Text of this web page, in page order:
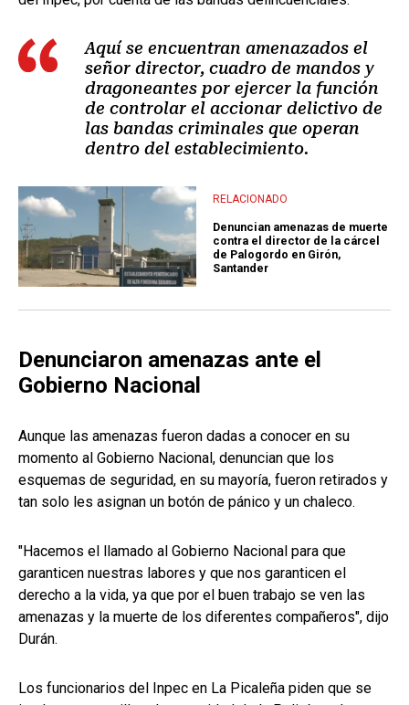
Aquí se encuentran amenazados el
señor director, cuadro de mandos y
dragoneantes por ejercer la función
de controlar el accionar delictivo de
las bandas criminales que operan
dentro del establecimiento.
RELACIONADO
Denuncian amenazas de muerte
contra el director de la cárcel
de Palogordo en Girón,
Santander
Denunciaron amenazas ante el
Gobierno Nacional
Aunque las amenazas fueron dadas a conocer en su
momento al Gobierno Nacional, denuncian que los
esquemas de seguridad, en su mayoría, fueron retirados y
tan solo les asignan un botón de pánico y un chaleco.
"Hacemos el llamado al Gobierno Nacional para que
garanticen nuestras labores y que nos garanticen el
derecho a la vida, ya que por el buen trabajo se ven las
amenazas y la muerte de los diferentes compañeros", dijo
Durán.
Los funcionarios del Inpec en La Picaleña piden que se